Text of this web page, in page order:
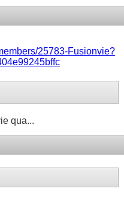
25783-Fusionvie?
qua...